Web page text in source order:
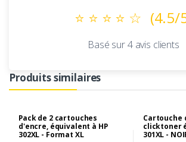
⭐ ⭐ ⭐ ⭐ ☆ (4.5/
Basé sur 4 avis clients
Produits similaires
Pack de 2 cartouches
d'encre, équivalent à HP
302XL - Format XL
Cartouche
clicktoner
301XL -